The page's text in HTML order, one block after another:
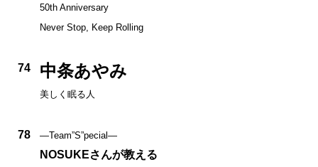
50th Anniversary
Never Stop, Keep Rolling
74 中条あやみ
美しく眠る人
78 —Team”S”pecial—
NOSUKEさんが教える